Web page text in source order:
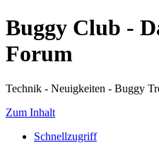
Buggy Club -
Forum
Technik - Neuigkeiten - Buggy
Zum Inhalt
Schnellzugriff